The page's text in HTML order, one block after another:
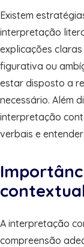
Existem
interpretação
explicações
figurativa ou
estar disposto a
necessário. Além
interpretação
verbais e
A interpretação
compreensão